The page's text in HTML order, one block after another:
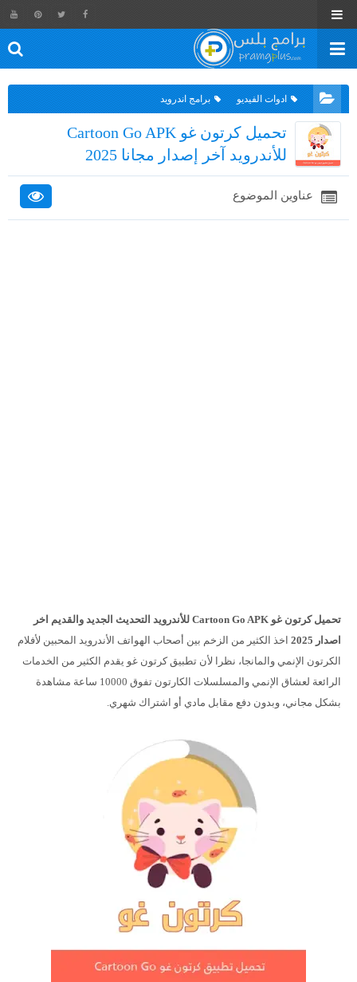
ادوات الفيديو برامج اندرويد
تحميل كرتون غو Cartoon Go APK
للأندرويد آخر إصدار مجانا 2025
عناوين الموضوع
تحميل كرتون غو Cartoon Go APK للأندرويد التحديث الجديد والقديم اخر
اصدار 2025
اخذ الكثير من الزخم بين أصحاب الهواتف الأندرويد المحبين لأفلام
الكرتون الإنمي والمانجا، نظرا لأن تطبيق كرتون غو يقدم الكثير من الخدمات
الرائعة لعشاق الإنمي والمسلسلات الكارتون تفوق 10000 ساعة مشاهدة
بشكل مجاني، وبدون دفع مقابل مادي أو اشتراك شهري.